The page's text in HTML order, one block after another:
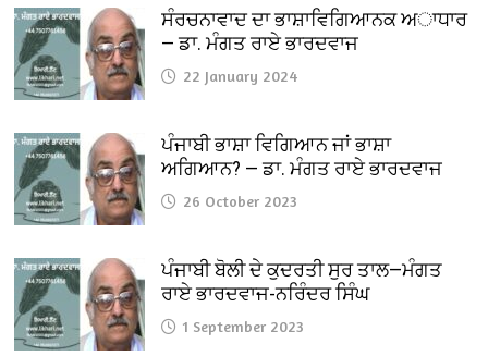
ਸੰਰਚਨਾਵਾਦ ਦਾ ਭਾਸ਼ਾਵਿਗਿਆਨਕ ਅਾਧਾਰ
— ਡਾ. ਮੰਗਤ ਰਾਏ ਭਾਰਦਵਾਜ
22 January 2024
ਪੰਜਾਬੀ ਭਾਸ਼ਾ ਵਿਗਿਆਨ ਜਾਂ ਭਾਸ਼ਾ
ਅਗਿਆਨ? — ਡਾ. ਮੰਗਤ ਰਾਏ ਭਾਰਦਵਾਜ
26 October 2023
ਪੰਜਾਬੀ ਬੋਲੀ ਦੇ ਕੁਦਰਤੀ ਸੁਰ ਤਾਲ—ਮੰਗਤ
ਰਾਏ ਭਾਰਦਵਾਜ-ਨਰਿੰਦਰ ਸਿੰਘ
1 September 2023